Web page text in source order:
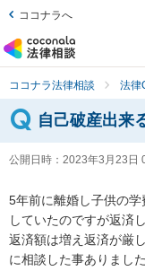
ココナラへ
ココナラ法律相談 法律
自己破産出来
公開日時： 2023年3月23日
5年前に離婚し子供の
していたのですが返済
返済額は増え返済が厳
に相談した事ありまし